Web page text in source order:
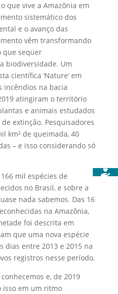
que vive a Amazônia em
sistemático dos
e o avanço das
vêm transformando
que sequer
biodiversidade. Um
científica ‘Nature’ em
incêndios na bacia
atingiram o território
e animais estudados
extinção. Pesquisadores
km² de queimada, 40
– e isso considerando só
mil espécies de
no Brasil, e sobre a
nada sabemos. Das 16
na Amazônia,
foi descrita em
que uma nova espécie
dias entre 2013 e 2015 na
registros nesse período.
e, de 2019
isso em um ritmo